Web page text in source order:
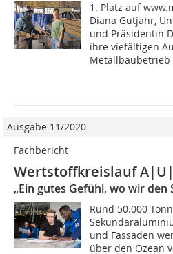
1. Platz auf
Diana Gutjahr,
und Präsidentin
ihre viefältigen
Metallbaubetrieb
Ausgabe 11/2020
Fachbericht
Wertstoffkreislauf
„Ein gutes Gefühl, wo wir den
Rund 50.000
und Fassaden
über den Ozean